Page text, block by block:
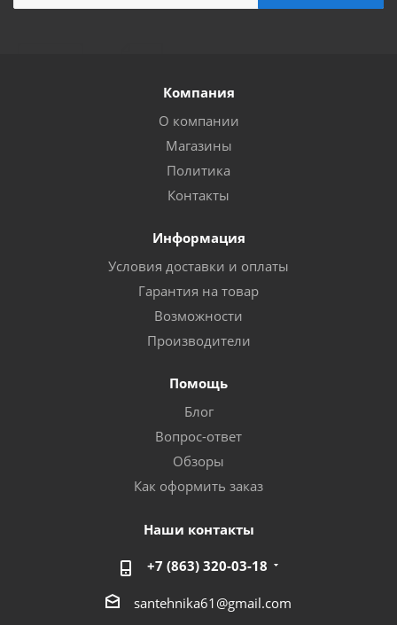
Компания
О компании
Магазины
Политика
Контакты
Информация
Условия доставки и оплаты
Гарантия на товар
Возможности
Производители
Помощь
Блог
Вопрос-ответ
Обзоры
Как оформить заказ
Наши контакты
+7 (863) 320-03-18
santehnika61@gmail.com